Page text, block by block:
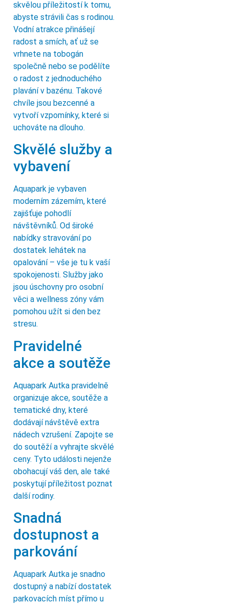
skvělou příležitostí k tomu,
abyste strávili čas s rodinou.
Vodní atrakce přinášejí
radost a smích, ať už se
vrhnete na tobogán
společně nebo se podělíte
o radost z jednoduchého
plavání v bazénu. Takové
chvíle jsou bezcenné a
vytvoří vzpomínky, které si
uchováte na dlouho.
Skvělé služby a
vybavení
Aquapark je vybaven
moderním zázemím, které
zajišťuje pohodlí
návštěvníků. Od široké
nabídky stravování po
dostatek lehátek na
opalování – vše je tu k vaší
spokojenosti. Služby jako
jsou úschovny pro osobní
věci a wellness zóny vám
pomohou užít si den bez
stresu.
Pravidelné
akce a soutěže
Aquapark Autka pravidelně
organizuje akce, soutěže a
tematické dny, které
dodávají návštěvě extra
nádech vzrušení. Zapojte se
do soutěží a vyhrajte skvělé
ceny. Tyto události nejenže
obohacují váš den, ale také
poskytují příležitost poznat
další rodiny.
Snadná
dostupnost a
parkování
Aquapark Autka je snadno
dostupný a nabízí dostatek
parkovacích míst přímo u